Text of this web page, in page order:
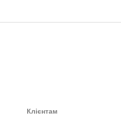
Клієнтам